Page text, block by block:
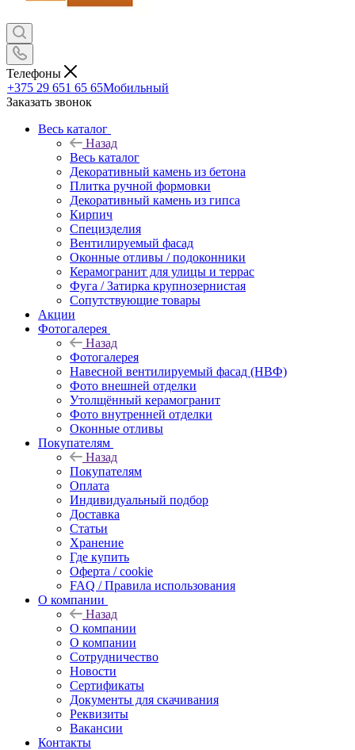
Телефоны
+375 29 651 65 65Мобильный
Заказать звонок
Весь каталог
Назад
Весь каталог
Декоративный камень из бетона
Плитка ручной формовки
Декоративный камень из гипса
Кирпич
Специзделия
Вентилируемый фасад
Оконные отливы / подоконники
Керамогранит для улицы и террас
Фуга / Затирка крупнозернистая
Сопутствующие товары
Акции
Фотогалерея
Назад
Фотогалерея
Навесной вентилируемый фасад (НВФ)
Фото внешней отделки
Утолщённый керамогранит
Фото внутренней отделки
Оконные отливы
Покупателям
Назад
Покупателям
Оплата
Индивидуальный подбор
Доставка
Статьи
Хранение
Где купить
Оферта / cookie
FAQ / Правила использования
О компании
Назад
О компании
О компании
Сотрудничество
Новости
Сертификаты
Документы для скачивания
Реквизиты
Вакансии
Контакты